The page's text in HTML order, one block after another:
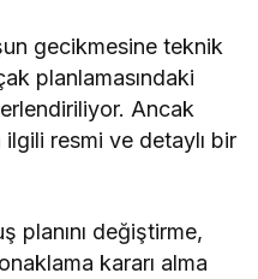
gecikmesine teknik
planlamasındaki
Ancak
resmi ve detaylı bir
planını değiştirme,
kararı alma